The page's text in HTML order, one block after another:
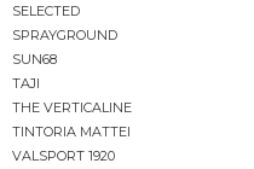
SELECTED
SPRAYGROUND
SUN68
TAJI
THE VERTICALINE
TINTORIA MATTEI
VALSPORT 1920